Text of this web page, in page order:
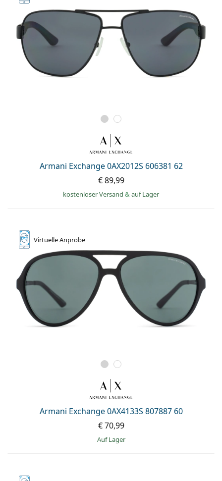
Armani Exchange 0AX2012S 606381 62
€ 89,99
kostenloser Versand & auf Lager
VirtuelleAnprobe
Armani Exchange 0AX4133S 807887 60
€ 70,99
auf Lager